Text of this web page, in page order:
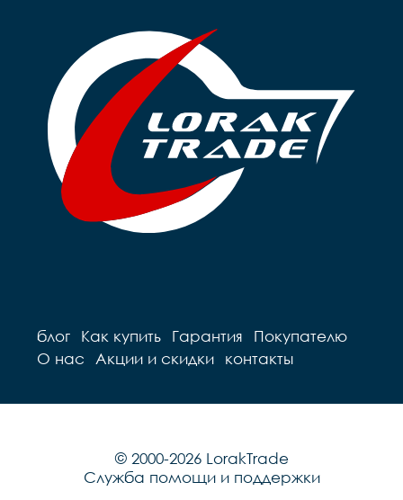
блог Как купить Гарантия
Покупателю
О нас
Акции и скидки контакты
© 2000-2026 LorakTrade
Служба помощи и поддержки